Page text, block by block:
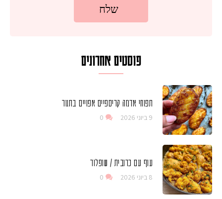
פוסטים אחרונים
תפוחי אדמה קריספיים אפויים בתנור
9 ביוני 2026 0
עוף עם כרובית / שופלור
8 ביוני 2026 0